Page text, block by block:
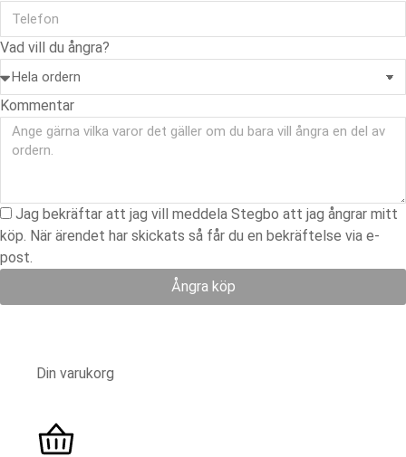
Vad vill du ångra?
Kommentar
Jag bekräftar att jag vill meddela Stegbo att jag ångrar mitt
köp. När ärendet har skickats så får du en bekräftelse via e-
post.
Ångra köp
Din varukorg